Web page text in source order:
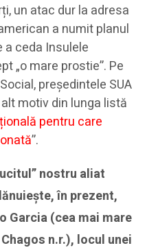
un atac dur la adresa
a numit planul
a ceda Insulele
„o mare prostie”. Pe
președintele SUA
motiv din lunga listă
pentru care
”.
nostru aliat
în prezent,
Garcia (cea mai mare
n.r.), locul unei